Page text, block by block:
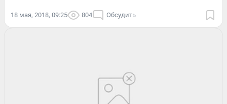
18 мая, 2018, 09:25 804 Обсудить